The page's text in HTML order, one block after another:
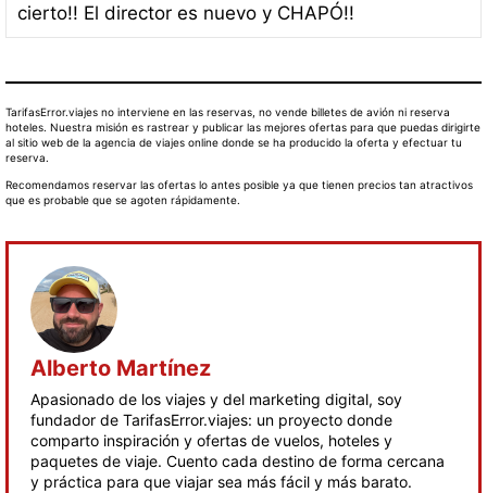
cierto!! El director es nuevo y CHAPÓ!!
TarifasError.viajes no interviene en las reservas, no vende billetes de avión ni reserva
hoteles. Nuestra misión es rastrear y publicar las mejores ofertas para que puedas dirigirte
al sitio web de la agencia de viajes online donde se ha producido la oferta y efectuar tu
reserva.
Recomendamos reservar las ofertas lo antes posible ya que tienen precios tan atractivos
que es probable que se agoten rápidamente.
Alberto Martínez
Apasionado de los viajes y del marketing digital, soy
fundador de TarifasError.viajes: un proyecto donde
comparto inspiración y ofertas de vuelos, hoteles y
paquetes de viaje. Cuento cada destino de forma cercana
y práctica para que viajar sea más fácil y más barato.